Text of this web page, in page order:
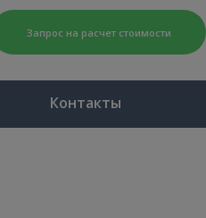
Запрос на расчет стоимости
Контакты